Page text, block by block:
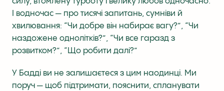
І водночас — про тисячі запитань, сумніви й
хвилювання: “Чи добре він набирає вагу?”, “Чи
наздожене однолітків?”, “Чи все гаразд з
розвитком?”, “Що робити далі?”
У Бадді ви не залишаєтеся з цим наодинці. Ми
поруч — щоб підтримати, пояснити, спланувати